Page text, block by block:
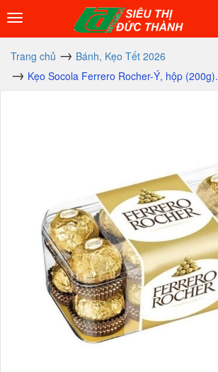
Trang chủ
Bánh, Kẹo Tết 2026
Kẹo Socola Ferrero Rocher-Ý, hộp (200g).